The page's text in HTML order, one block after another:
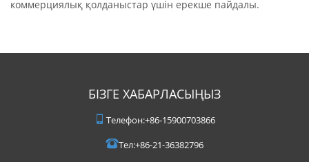
коммерциялық қолданыстар үшін ерекше пайдалы.
БІЗГЕ ХАБАРЛАСЫҢЫЗ
Телефон:+86-15900703866
Тел:+86-21-36382796